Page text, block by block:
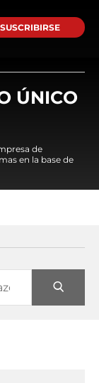
SUSCRIBIRSE
ÚNICO
de
en la base de